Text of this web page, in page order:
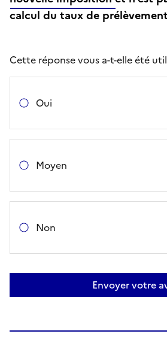
calcul du taux de
Cette réponse vous a-t-elle été
Oui
Moyen
Non
Envoyer votre